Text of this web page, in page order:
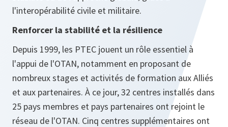
l'interopérabilité civile et militaire.
Renforcer la stabilité et la résilience
Depuis 1999, les PTEC jouent un rôle essentiel à
l'appui de l'OTAN, notamment en proposant de
nombreux stages et activités de formation aux Alliés
et aux partenaires. À ce jour, 32 centres installés dans
25 pays membres et pays partenaires ont rejoint le
réseau de l'OTAN. Cinq centres supplémentaires ont